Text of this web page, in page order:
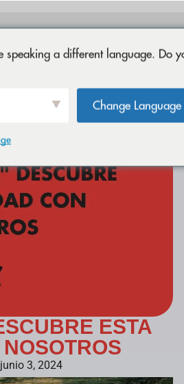
ESTA
3, 2024
speaking a different language. Do
Change Language